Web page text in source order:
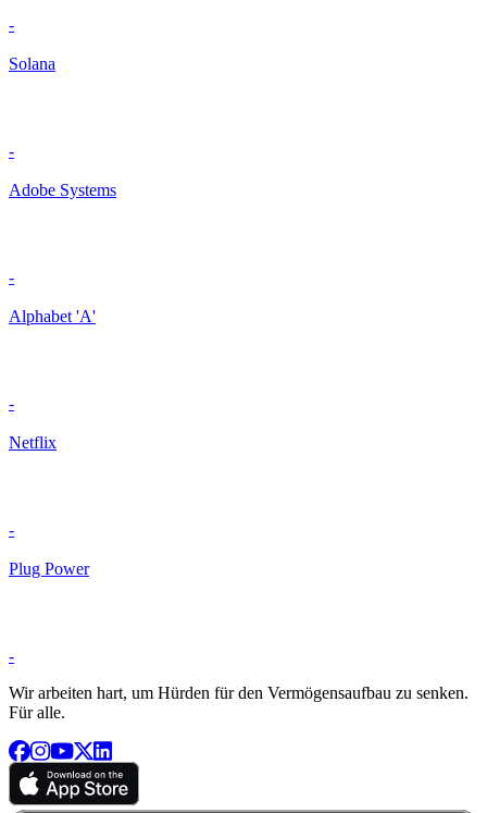
-
Solana
-
Adobe Systems
-
Alphabet 'A'
-
Netflix
-
Plug Power
-
Wir arbeiten hart, um Hürden für den Vermögensaufbau zu senken.
Für alle.